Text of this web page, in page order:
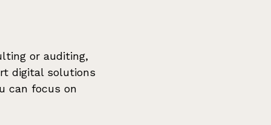
or auditing,
digital solutions
can focus on